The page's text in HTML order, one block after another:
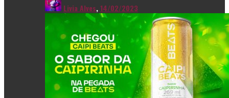
Livia Alves,14/02/2023